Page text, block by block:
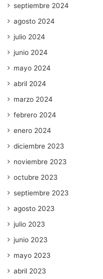
septiembre 2024
agosto 2024
julio 2024
junio 2024
mayo 2024
abril 2024
marzo 2024
febrero 2024
enero 2024
diciembre 2023
noviembre 2023
octubre 2023
septiembre 2023
agosto 2023
julio 2023
junio 2023
mayo 2023
abril 2023